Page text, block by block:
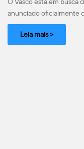
anunciado oficialmente
Leia mais >